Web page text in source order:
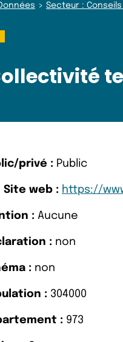
Secteur :
privé : Public
Site web : https://
: Aucune
: non
: non
: 304000
: 973